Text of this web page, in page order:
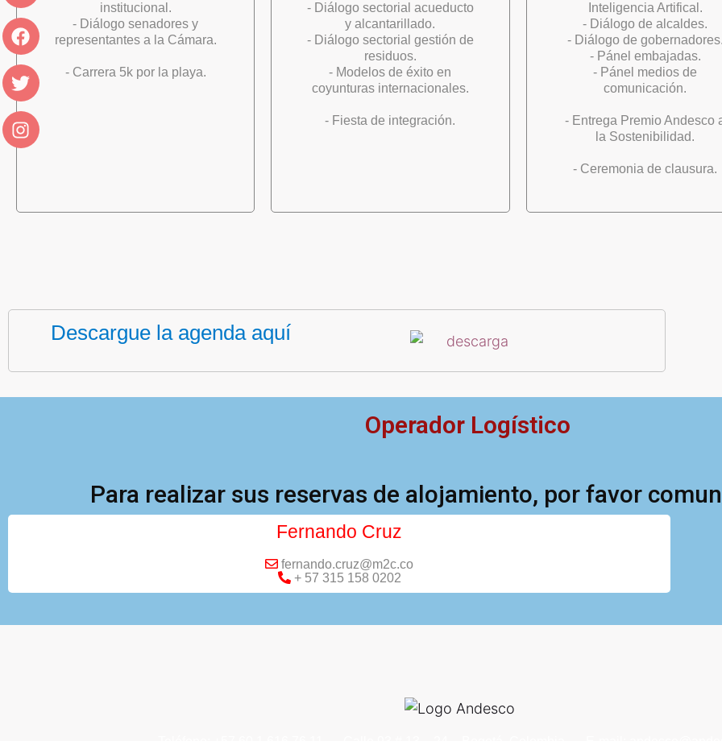
institucional.
- Diálogo senadores y
representantes a la Cámara.
- Carrera 5k por la playa.
- Diálogo sectorial acueducto
y alcantarillado.
- Diálogo sectorial gestión de
residuos.
- Modelos de éxito en
coyunturas internacionales.
- Fiesta de integración.
Inteligencia Artifical.
- Diálogo de alcaldes.
- Diálogo de
- Pánel embajadas.
- Pánel medios de
comunicación.
- Entrega Premio Andesco
la Sostenibilidad.
- Ceremonia de clausura.
Descargue la agenda aquí
Operador Logístico
Para realizar sus reservas de alojamiento, por favor
Fernando Cruz
fernando.cruz@m2c.co
+ 57 315 158 0202